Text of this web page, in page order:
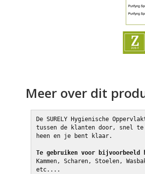
naar
het
begin
van
afbeeldingen-
Meer over dit
De SURELY Hygienische
tussen de klanten door, snel
heen en je bent klaar.
Te gebruiken voor bijvoorbeeld
Kammen, Scharen, Stoelen,
etc....